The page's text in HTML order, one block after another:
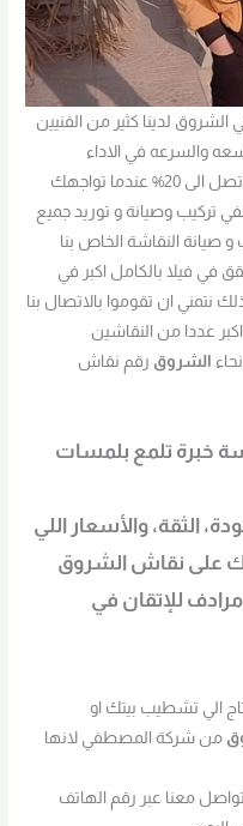
لدينا كثير من الفنيين
والسرعه في الاداء
والاسعار التنافسيه والخصومات التي قد تصل الى 20% عندما تواجهك
وصيانة و توريد جميع
و صيانة النقاشة الخاص بنا
في فيلا بالكامل اكبر في
نتمني ان تقوموا بالاتصال بنا
اكبر عددا من النقاشين
الشروق رقم نقاش
خبرة تلمع بلمسات
الثقة، والأسعار اللي
على نقاش الشروق
اسمه مرادف للإتقان في
الي تشطيب بيتك او
من شركة المصطفي لانها
معنا عبر رقم الهاتف